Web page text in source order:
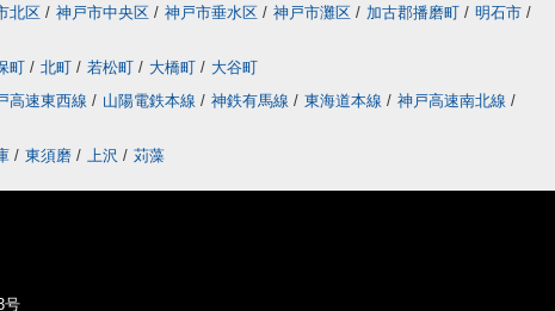
北区 / 神戸市中央区 / 神戸市垂水区 / 神戸市灘区 / 加古郡播磨町 / 明石市 /
町 / 北町 / 若松町 / 大橋町 / 大谷町
高速東西線 / 山陽電鉄本線 / 神鉄有馬線 / 東海道本線 / 神戸高速南北線 /
/ 東須磨 / 上沢 / 苅藻
号